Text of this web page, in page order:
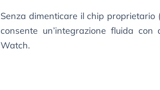
Senza dimenticare il chip proprietario
consente un’integrazione fluida
Watch.